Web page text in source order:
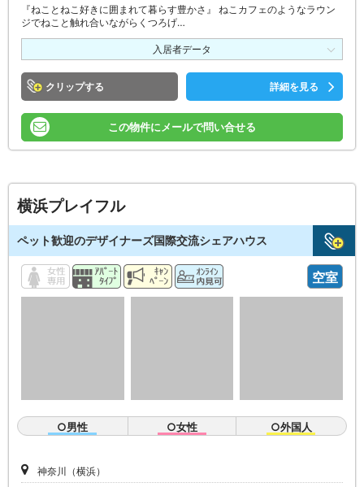
『ねことねこ好きに囲まれて暮らす豊かさ』 ねこカフェのようなラウン
ジでねこと触れ合いながらくつろげ…
入居者データ
クリップ 詳細を見る
この物件にメールで問い合せる
横浜プレイフル
ペット歓迎のデザイナーズ国際交流シェアハウス
空室
○男性 ○女性 ○外国人
神奈川（横浜）